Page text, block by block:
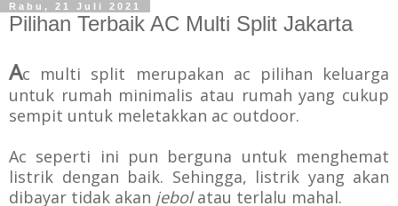
Rabu, 21 Juli 2021
Pilihan Terbaik AC Multi Split Jakarta
Ac multi split merupakan ac pilihan keluarga
untuk rumah minimalis atau rumah yang cukup
sempit untuk meletakkan ac outdoor.
Ac seperti ini pun berguna untuk menghemat
listrik dengan baik. Sehingga, listrik yang akan
dibayar tidak akan jebolatau terlalu mahal.